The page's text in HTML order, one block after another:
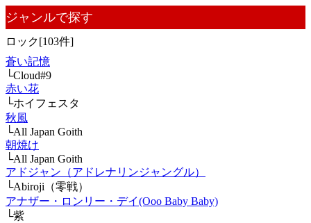
ジャンルで探す
ロック[103件]
蒼い記憶
└Cloud#9
赤い花
└ホイフェスタ
秋風
└All Japan Goith
朝焼け
└All Japan Goith
アドジャン（アドレナリンジャングル）
└Abiroji（零戦）
アナザー・ロンリー・デイ(Ooo Baby Baby)
└紫